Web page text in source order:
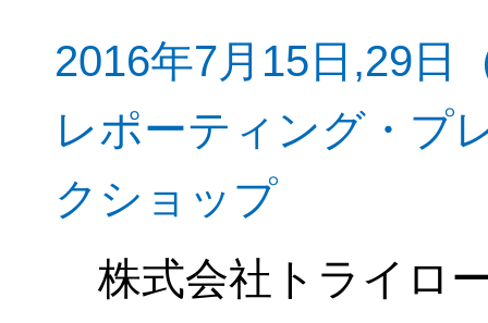
2016年7月15日,29日
レポーティング・プ
クショップ
株式会社トライロ